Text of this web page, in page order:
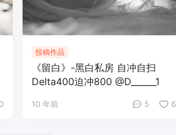
0
投稿作品
《留白》-黑白私房 自冲自扫
Delta400迫冲800 @D______1
10 年前 5 6